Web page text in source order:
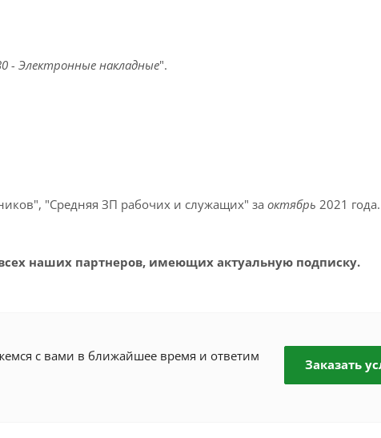
- Электронные накладные".
"Средняя ЗП рабочих и служащих" за октябрь 2021 года.
наших партнеров, имеющих актуальную подписку.
с вами в ближайшее время и ответим
Заказать